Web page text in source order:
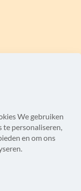
Disclaimer
We gebruiken
te personaliseren,
en om ons